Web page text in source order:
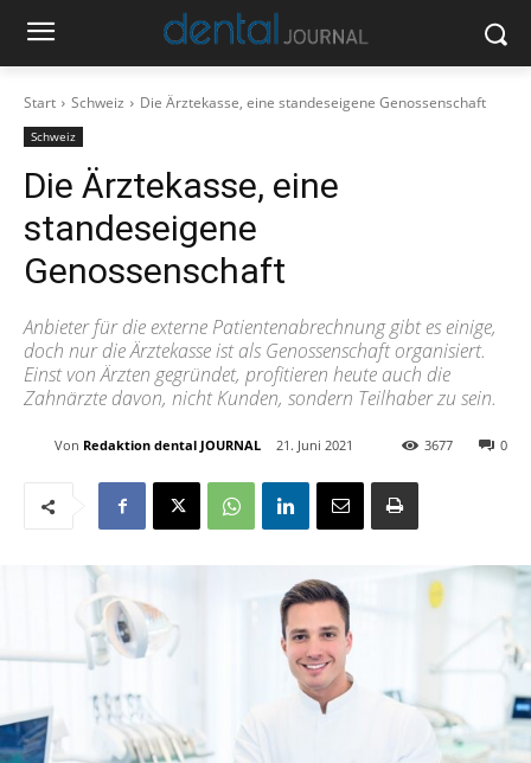
Start Schweiz Die Ärztekasse, eine standeseigene Genossenschaft
Schweiz
Die Ärztekasse, eine
standeseigene
Genossenschaft
Anbieter für die externe Patientenabrechnung gibt es einige,
doch nur die Ärztekasse ist als Genossenschaft organisiert.
Einst von Ärzten gegründet, profitieren heute auch die
Zahnärzte davon, nicht Kunden, sondern Teilhaber zu sein.
Von Redaktion dental JOURNAL 21. Juni 2021 0
3677